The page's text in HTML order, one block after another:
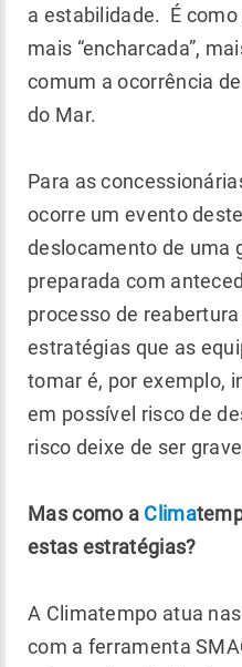
a estabilidade. É
mais “encharcada”,
comum a ocorrência
do Mar.
Para as
ocorre um evento
deslocamento de uma
preparada com
processo de
estratégias que as
tomar é, por exemplo,
em possível risco de
risco deixe de ser
Mas como a Clima
estas estratégias?
A Climatempo atua
com a ferramenta